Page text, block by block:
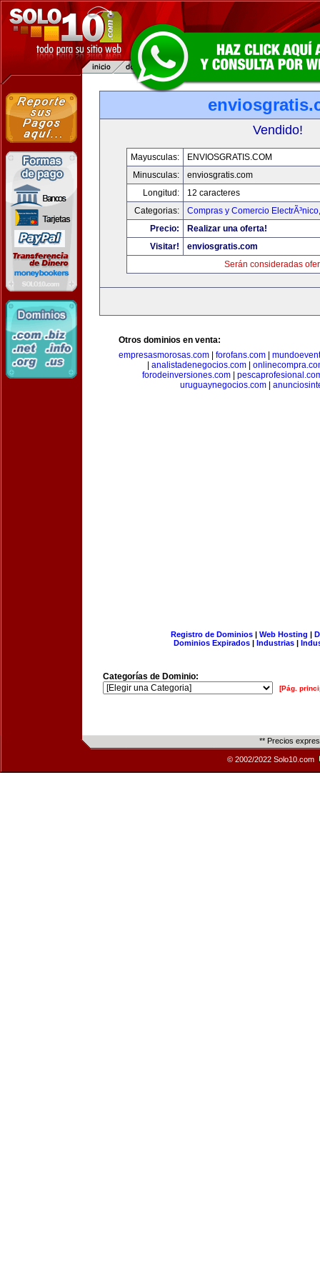
Vendido!
Mayusculas:
ENVIOSGRATIS.COM
Minusculas:
enviosgratis.com
Longitud:
12 caracteres
Categorias:
Compras y Comercio ElectrÃ³nico
Precio:
Realizar una oferta!
Visitar!
enviosgratis.com
Serán consideradas
Otros dominios en venta:
empresasmorosas.com
forofans.com
analistadenegocios.com
forodeinversiones.com
uruguaynegocios.com
Registro de Dominios| Web Hosting |
Dominios Expirados | Industrias |
Categorías de Dominio:
[Pág.
** Precios
© 2002/2022 Solo10.com